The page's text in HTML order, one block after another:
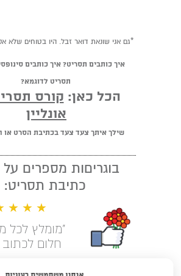
*גם אני שונאת דואר זבל. היו בטוחים שלא
איך כותבים תסריט? איך כותבים
תסריט לדוגמא?
הכל כאן: קורס
אונליין
שילך איתך צעד צעד בכתיבת הסרט או
בוגריםות מספרים
כתיבת תסריט:
★ ★ ★
"מומלץ לכל
חלום